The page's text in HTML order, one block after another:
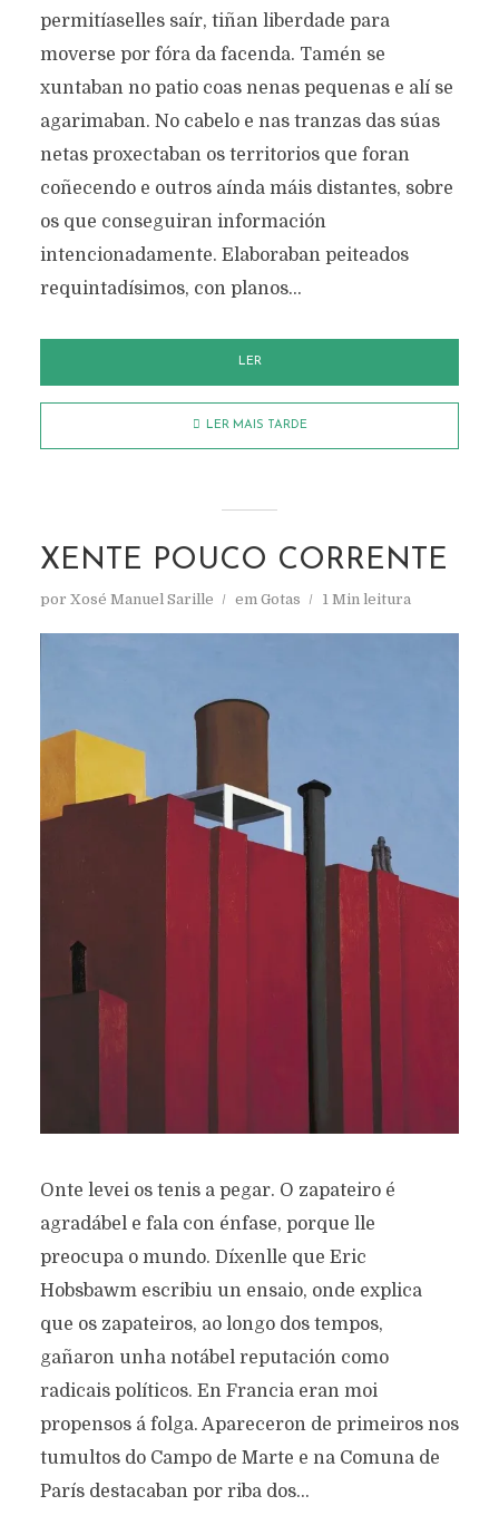
permitíaselles saír, tiñan liberdade para
moverse por fóra da facenda. Tamén se
xuntaban no patio coas nenas pequenas e alí se
agarimaban. No cabelo e nas tranzas das súas
netas proxectaban os territorios que foran
coñecendo e outros aínda máis distantes, sobre
os que conseguiran información
intencionadamente. Elaboraban peiteados
requintadísimos, con planos...
LER
LER MAIS TARDE
XENTE POUCO CORRENTE
por Xosé Manuel Sarille em Gotas 1 Min leitura
Onte levei os tenis a pegar. O zapateiro é
agradábel e fala con énfase, porque lle
preocupa o mundo. Díxenlle que Eric
Hobsbawm escribiu un ensaio, onde explica
que os zapateiros, ao longo dos tempos,
gañaron unha notábel reputación como
radicais políticos. En Francia eran moi
propensos á folga. Apareceron de primeiros nos
tumultos do Campo de Marte e na Comuna de
París destacaban por riba dos...